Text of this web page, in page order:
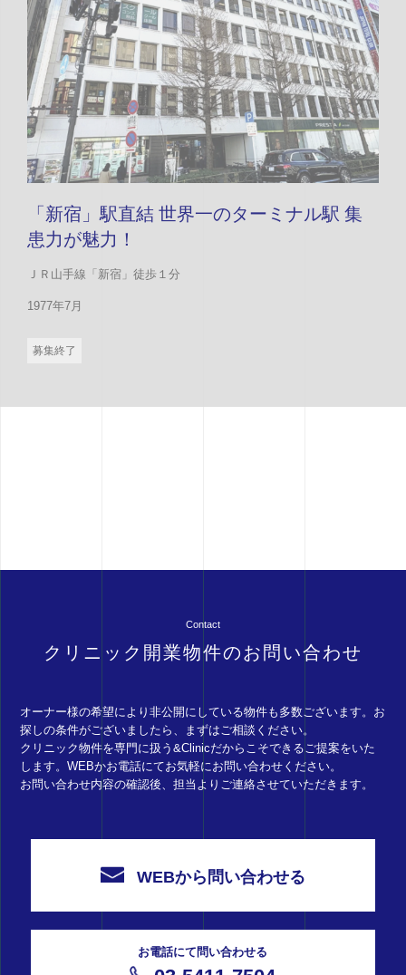
「新宿」駅直結 世界一のターミナル駅 集
患力が魅力！
ＪＲ山手線「新宿」徒歩１分
1977年7月
募集終了
Contact
クリニック開業物件のお問い合わせ
オーナー様の希望により非公開にしている物件も多数ございます。お
探しの条件がございましたら、まずはご相談ください。
クリニック物件を専門に扱う&Clinicだからこそできるご提案をいた
します。WEBかお電話にてお気軽にお問い合わせください。
お問い合わせ内容の確認後、担当よりご連絡させていただきます。
WEBから問い合わせる
お電話にて問い合わせる